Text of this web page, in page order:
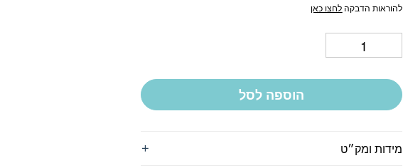
להוראות הדבקהלחצו כאן
הוספה לסל
מידות ומק״ט